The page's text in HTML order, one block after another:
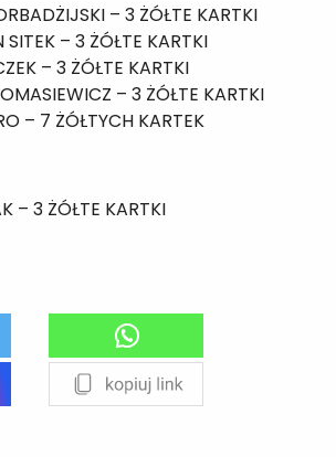
– 3 ŻÓŁTE KARTKI
SITEK – 3 ŻÓŁTE KARTKI
– 3 ŻÓŁTE KARTKI
– 3 ŻÓŁTE KARTKI
– 7 ŻÓŁTYCH KARTEK
– 3 ŻÓŁTE KARTKI